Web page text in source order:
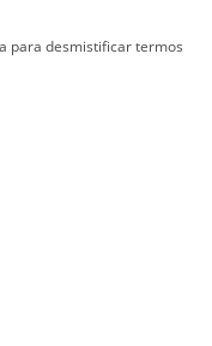
para desmistificar termos